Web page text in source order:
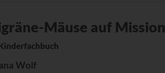
Mäuse auf Mission
Wolf